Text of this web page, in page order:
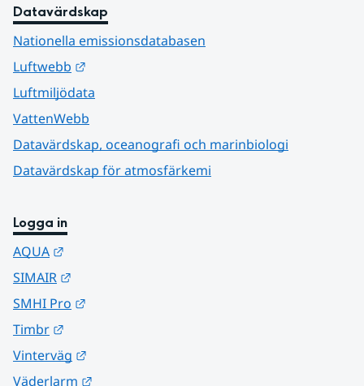
Datavärdskap
Nationella emissionsdatabasen
Luftwebb
Luftmiljödata
VattenWebb
Datavärdskap, oceanografi och marinbiologi
Datavärdskap för atmosfärkemi
Logga in
AQUA
SIMAIR
SMHI Pro
Timbr
Vinterväg
Väderlarm